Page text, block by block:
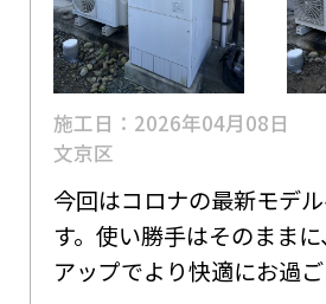
施工日：2026年04月08日
文京区
今回はコロナの最新モデ
す。使い勝手はそのまま
アップでより快適にお過